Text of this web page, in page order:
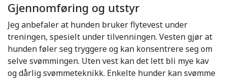
Gjennomføring og utstyr
Jeg anbefaler at hunden bruker flytevest under
treningen, spesielt under tilvenningen. Vesten gjør at
hunden føler seg tryggere og kan konsentrere seg om
selve svømmingen. Uten vest kan det lett bli mye kav
og dårlig svømmeteknikk. Enkelte hunder kan svømme